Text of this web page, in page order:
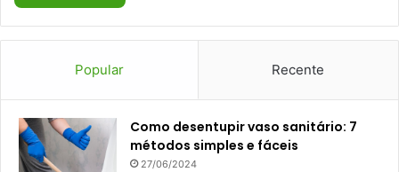
Popular Recente
Como desentupir vaso sanitário: 7
métodos simples e fáceis
27/06/2024